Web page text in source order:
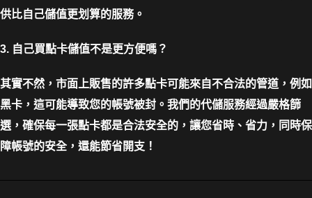
供比自己儲值更划算的服務。
3. 自己買點卡儲值不是更方便嗎？
其實不然，市面上販售的許多點卡可能來自不合法的管道，例如
黑卡，這可能導致您的帳號被封。我們的代儲服務經過嚴格篩
選，確保每一張點卡都是合法安全的，讓您省時、省力，同時保
障帳號的安全，還能節省開支！